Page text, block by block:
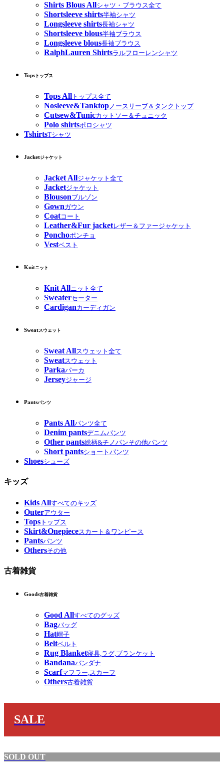
Shirts Blous Allシャツ・ブラウス全て
Shortsleeve shirts半袖シャツ
Longsleeve shirts長袖シャツ
Shortsleeve blous半袖ブラウス
Longsleeve blous長袖ブラウス
RalphLauren Shirtsラルフローレンシャツ
Tops トップス
Tops All トップス全て
Nosleeve&Tanktopノースリーブ＆タンクトップ
Cutsew&Tunicカットソー＆チュニック
Polo shirtsポロシャツ
TshirtsTシャツ
Jacketジャケット
Jacket Allジャケット全て
Jacketジャケット
Blousonブルゾン
Gownガウン
Coatコート
Leather&Fur jacketレザー＆ファージャケット
Ponchoポンチョ
Vestベスト
Knitニット
Knit Allニット全て
Sweaterセーター
Cardiganカーディガン
Sweatスウェット
Sweat Allスウェット全て
Sweatスウェット
Parkaパーカ
Jerseyジャージ
Pantsパンツ
Pants Allパンツ全て
Denim pantsデニムパンツ
Other pants総柄&チノパンその他パンツ
Short pantsショートパンツ
Shoesシューズ
キッズ
Kids Allすべてのキッズ
Outerアウター
Tops トップス
Skirt&Onepieceスカート＆ワンピース
Pantsパンツ
Othersその他
古着雑貨
Goods古着雑貨
Good Allすべてのグッズ
Bagバッグ
Hat帽子
Beltベルト
Rug Blanket寝具,ラグ,ブランケット
Bandanaバンダナ
Scarfマフラー,スカーフ
Others古着雑貨
SALE
SOLD OUT